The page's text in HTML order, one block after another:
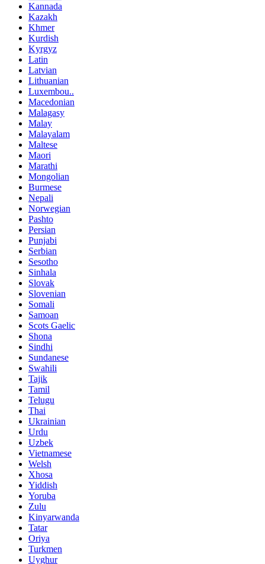
Kannada
Kazakh
Khmer
Kurdish
Kyrgyz
Latin
Latvian
Lithuanian
Luxembou..
Macedonian
Malagasy
Malay
Malayalam
Maltese
Maori
Marathi
Mongolian
Burmese
Nepali
Norwegian
Pashto
Persian
Punjabi
Serbian
Sesotho
Sinhala
Slovak
Slovenian
Somali
Samoan
Scots Gaelic
Shona
Sindhi
Sundanese
Swahili
Tajik
Tamil
Telugu
Thai
Ukrainian
Urdu
Uzbek
Vietnamese
Welsh
Xhosa
Yiddish
Yoruba
Zulu
Kinyarwanda
Tatar
Oriya
Turkmen
Uyghur